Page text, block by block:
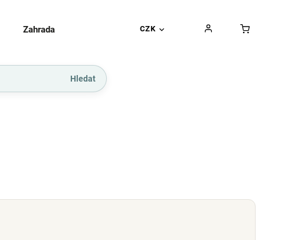
CZK
Zahrada Gurmánské pochoutky Dárkové
Hledat